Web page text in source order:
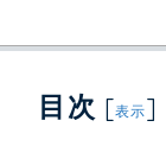
目次 [表示]